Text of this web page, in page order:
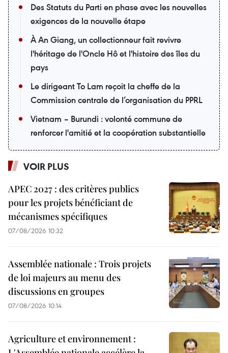
Des Statuts du Parti en phase avec les nouvelles
exigences de la nouvelle étape
À An Giang, un collectionneur fait revivre
l'héritage de l'Oncle Hô et l'histoire des îles du
pays
Le dirigeant To Lam reçoit la cheffe de la
Commission centrale de l’organisation du PPRL
Vietnam – Burundi : volonté commune de
renforcer l'amitié et la coopération substantielle
VOIR PLUS
APEC 2027 : des critères publics
pour les projets bénéficiant de
mécanismes spécifiques
07/08/2026 10:32
Assemblée nationale : Trois projets
de loi majeurs au menu des
discussions en groupes
07/08/2026 10:14
Agriculture et environnement :